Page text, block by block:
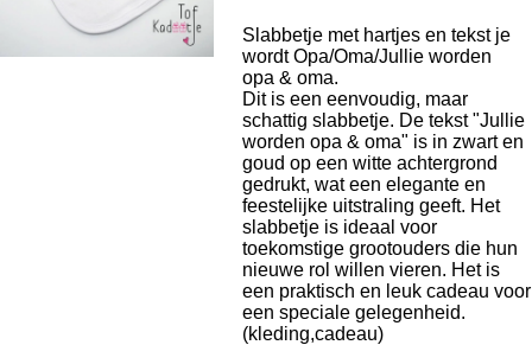
Slabbetje met hartjes en tekst je
wordt Opa/Oma/Jullie worden
opa & oma.
Dit is een eenvoudig, maar
schattig slabbetje. De tekst "Jullie
worden opa & oma" is in zwart en
goud op een witte achtergrond
gedrukt, wat een elegante en
feestelijke uitstraling geeft. Het
slabbetje is ideaal voor
toekomstige grootouders die hun
nieuwe rol willen vieren. Het is
een praktisch en leuk cadeau voor
een speciale gelegenheid.
(kleding,cadeau)